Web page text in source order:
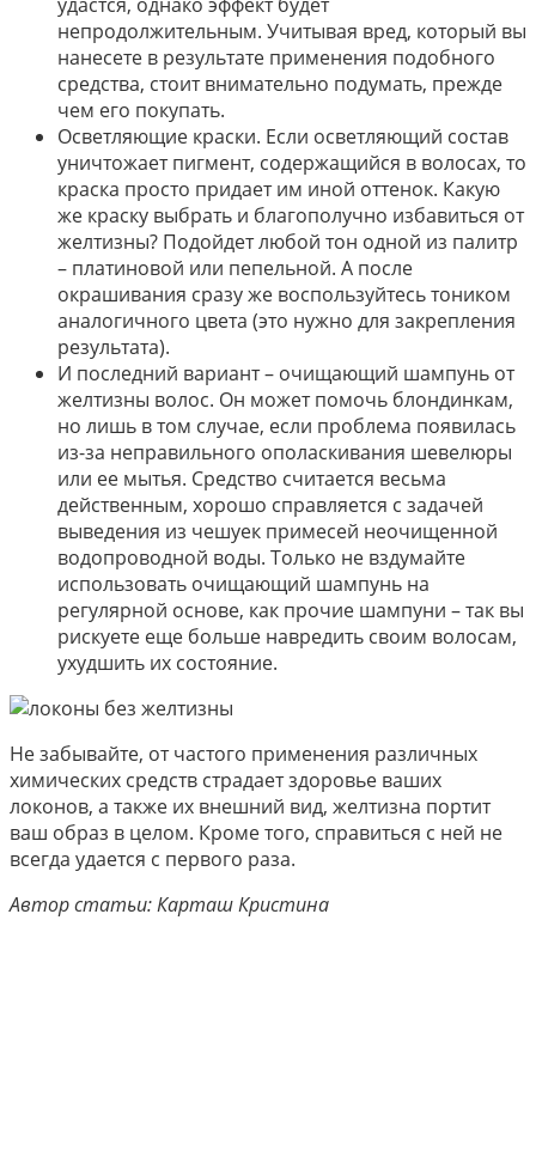
непродолжительным. Учитывая вред, который вы
нанесете в результате применения подобного
средства, стоит внимательно подумать, прежде
чем его покупать.
Осветляющие краски. Если осветляющий состав
уничтожает пигмент, содержащийся в волосах, то
краска просто придает им иной оттенок. Какую
же краску выбрать и благополучно избавиться от
желтизны? Подойдет любой тон одной из палитр
– платиновой или пепельной. А после
окрашивания сразу же воспользуйтесь тоником
аналогичного цвета (это нужно для закрепления
результата).
И последний вариант – очищающий шампунь от
желтизны волос. Он может помочь блондинкам,
но лишь в том случае, если проблема появилась
из-за неправильного ополаскивания шевелюры
или ее мытья. Средство считается весьма
действенным, хорошо справляется с задачей
выведения из чешуек примесей неочищенной
водопроводной воды. Только не вздумайте
использовать очищающий шампунь на
регулярной основе, как прочие шампуни – так вы
рискуете еще больше навредить своим волосам,
ухудшить их состояние.
Не забывайте, от частого применения различных
химических средств страдает здоровье ваших
локонов, а также их внешний вид, желтизна портит
ваш образ в целом. Кроме того, справиться с ней не
всегда удается с первого раза.
Автор статьи: Карташ Кристина